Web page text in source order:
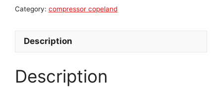
Category: compressor copeland
Description
Description